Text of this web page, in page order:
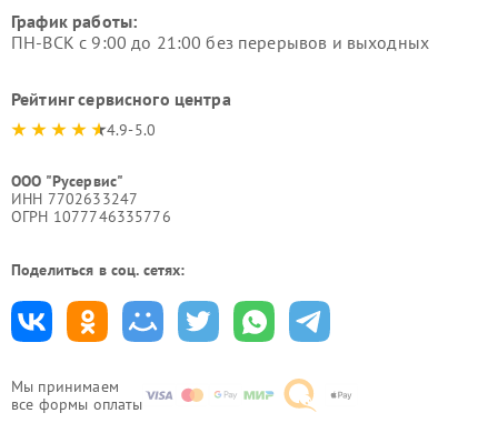
Мы принимаем
все формы оплаты
График работы:
ПН-ВСК с 9:00 до 21:00 без перерывов и выходных
Рейтинг сервисного центра
4.9-5.0
ООО "Русервис"
ИНН 7702633247
ОГРН 1077746335776
Поделиться в соц. сетях: